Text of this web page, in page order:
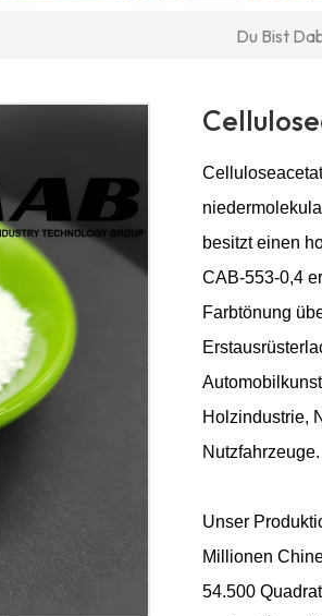
Du Bist
besitzt einen
CAB-553-0,4
Farbtönung
Holzindustrie,
Nutzfahrzeuge.
Unser
Millionen
54.500